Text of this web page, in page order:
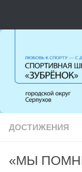
ДОСТИЖЕНИЯ
«МЫ